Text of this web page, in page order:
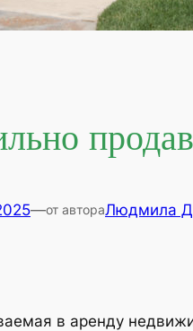
—от автораЛюдмила
в аренду